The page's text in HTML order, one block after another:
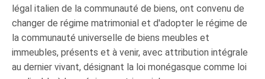
légal italien de la communauté de biens, ont convenu de
changer de régime matrimonial et d'adopter le régime de
la communauté universelle de biens meubles et
immeubles, présents et à venir, avec attribution intégrale
au dernier vivant, désignant la loi monégasque comme loi